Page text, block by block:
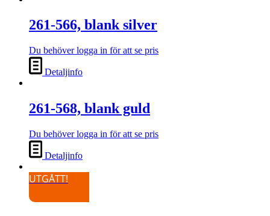
261-566, blank silver
Du behöver logga in för att se pris
Detaljinfo
261-568, blank guld
Du behöver logga in för att se pris
Detaljinfo
UTGÅTT!